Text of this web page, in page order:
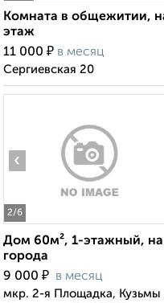
Комната в общежитии,
этаж
11 000 ₽ в месяц
Сергиевская 20
2/6
‹
Дом 60м², 1-этажный, на
города
9 000 ₽ в месяц
мкр. 2-я Площадка,